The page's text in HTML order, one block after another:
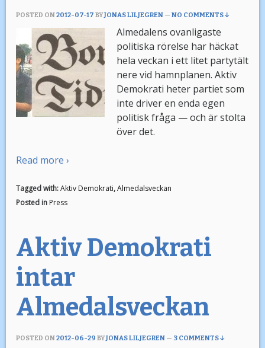
POSTED ON2012-07-17 BYJONAS LILJEGREN — NO COMMENTS ↓
Almedalens ovanligaste
politiska rörelse har häckat
hela veckan i ett litet partytält
nere vid hamnplanen. Aktiv
Demokrati heter partiet som
inte driver en enda egen
politisk fråga — och är stolta
över det.
Read more ›
Tagged with:Aktiv Demokrati,Almedalsveckan
Posted in Press
Aktiv Demokrati
intar
Almedalsveckan
POSTED ON2012-06-29 BYJONAS LILJEGREN — 3 COMMENTS ↓